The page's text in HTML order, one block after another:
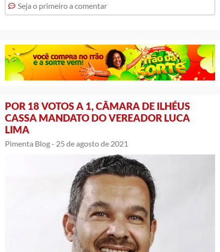
Seja o primeiro a comentar
POR 18 VOTOS A 1, CÂMARA DE ILHÉUS
CASSA MANDATO DO VEREADOR LUCA
LIMA
Pimenta Blog - 25 de agosto de 2021